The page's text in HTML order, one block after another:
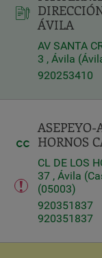
Query
ÁVILA
AV SANTA
3 , Ávila
920253410
HORNOS
CL DE LOS
37 , Ávila
(05003)
920351837
920351837